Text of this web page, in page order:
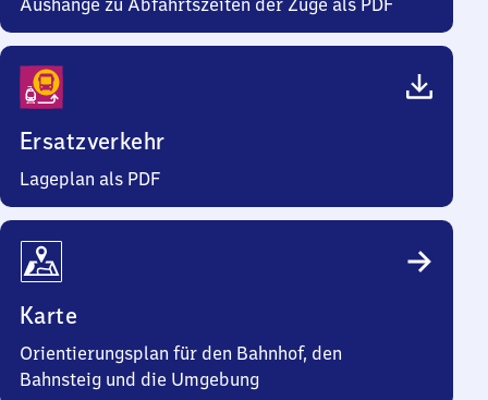
Aushänge zu Abfahrtszeiten der Züge als PDF
Ersatzverkehr
Lageplan als PDF
Karte
Orientierungsplan für den Bahnhof, den
Bahnsteig und die Umgebung